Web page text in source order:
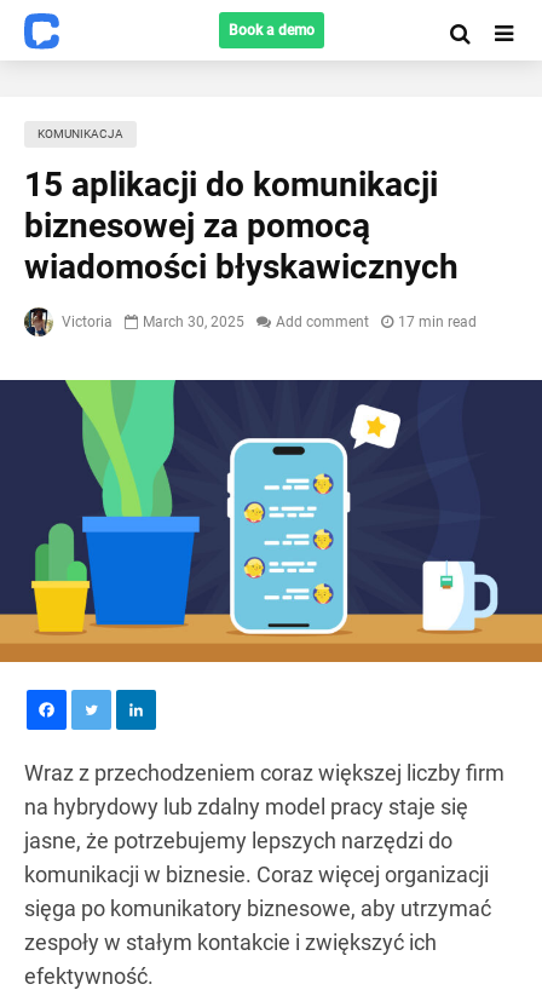
Book a demo
KOMUNIKACJA
15 aplikacji do komunikacji
biznesowej za pomocą
wiadomości błyskawicznych
Victoria March 30, 2025 Add comment 17 min read
Wraz z przechodzeniem coraz większej liczby firm
na hybrydowy lub zdalny model pracy staje się
jasne, że potrzebujemy lepszych narzędzi do
komunikacji w biznesie. Coraz więcej organizacji
sięga po komunikatory biznesowe, aby utrzymać
zespoły w stałym kontakcie i zwiększyć ich
efektywność.